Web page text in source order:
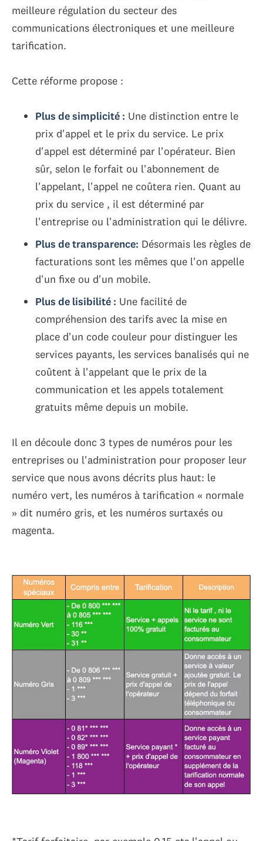
meilleure régulation du secteur des
communications électroniques et une meilleure
tarification.
Cette réforme propose :
Plus de simplicité : Une distinction entre le
prix d'appel et le prix du service. Le prix
d'appel est déterminé par l'opérateur. Bien
sûr, selon le forfait ou l'abonnement de
l'appelant, l'appel ne coûtera rien. Quant au
prix du service , il est déterminé par
l'entreprise ou l'administration qui le délivre.
Plus de transparence: Désormais les règles de
facturations sont les mêmes que l'on appelle
d'un fixe ou d'un mobile.
Plus de lisibilité : Une facilité de
compréhension des tarifs avec la mise en
place d'un code couleur pour distinguer les
services payants, les services banalisés qui ne
coûtent à l'appelant que le prix de la
communication et les appels totalement
gratuits même depuis un mobile.
Il en découle donc 3 types de numéros pour les
entreprises ou l'administration pour proposer leur
service que nous avons décrits plus haut: le
numéro vert, les numéros à tarification « normale
» dit numéro gris, et les numéros surtaxés ou
magenta.